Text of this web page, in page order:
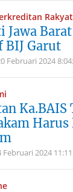
Rakyat
Jawa
Garut
Februari 2024
Ka.BAIS
Harus
Februari 2024